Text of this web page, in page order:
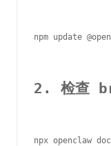
npm update
2. 检查
npx openclaw